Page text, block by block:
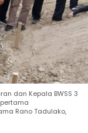
dan Kepala BWSS 3
Rano Tadulako,